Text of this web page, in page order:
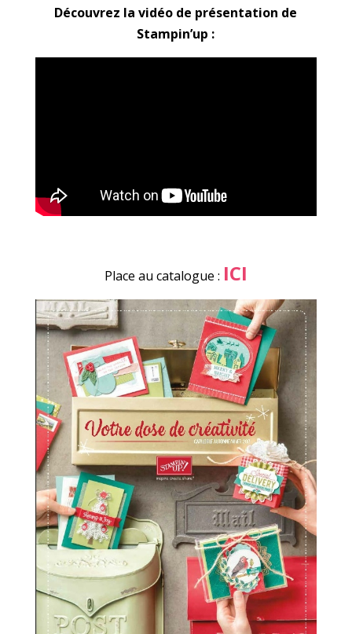
Découvrez la vidéo de présentation de
Stampin’up :
Place au catalogue : ICI